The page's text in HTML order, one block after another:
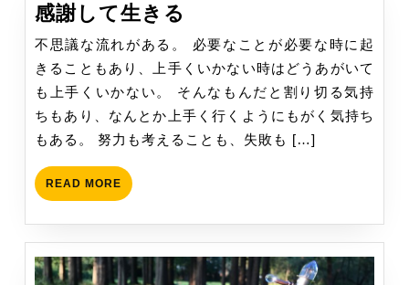
感謝して生きる
謝
し
て
生
き
不思議な流れがある。 必要なことが必要な時に起
きることもあり、上手くいかない時はどうあがいて
も上手くいかない。 そんなもんだと割り切る気持
ちもあり、なんとか上手く行くようにもがく気持ち
もある。 努力も考えることも、失敗も […]
READ MORE READ
MORE